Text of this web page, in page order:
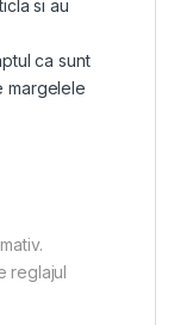
si au
ca sunt
margelele
reglajul